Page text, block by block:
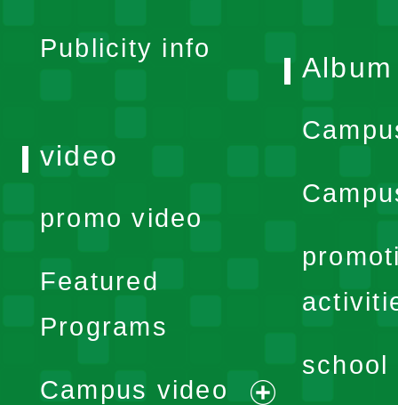
Publicity info
Album
school
video
promo video
Featured
Programs
Campus video